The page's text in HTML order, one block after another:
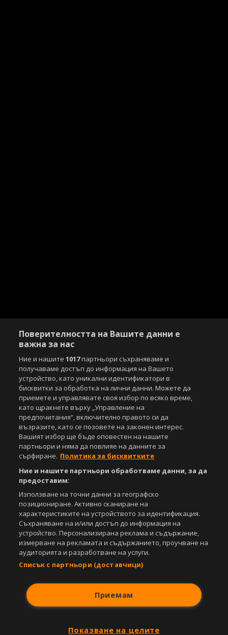
Поверителността на Вашите данни е
важна за нас
Ние и нашите1017партньори съхраняваме и
получаваме достъп до информация на Вашето
устройство, като уникални идентификатори в
бисквитки за обработка на лични данни. Можете да
приемете и управлявате своя избор по всяко време,
като щракнете върху „Управление на
предпочитания“, включително правото си да
възразите, като се позовете на законен интерес.
Вашият избор ще бъде оповестен на нашите
партньори и няма да повлияе на данните за
сърфиране. Политика за бисквитките
Ние и нашите партньори обработваме данни, за да
предоставим:
Използване на точни данни за географско
позициониране. Активно сканиране на
характеристиките на устройството за идентификация.
Съхраняване на и/или достъп до информация на
устройство. Персонализирана реклама и съдържание,
измерване на рекламата и съдържанието, проучване на
аудиторията и разработване на услуги.
Списък с партньори (доставчици)
Приемам
Показване на целите